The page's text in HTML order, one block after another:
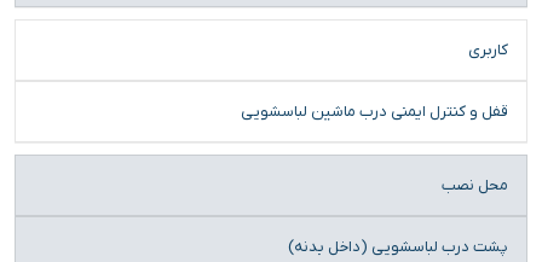
کاربری
قفل و کنترل ایمنی درب ماشین لباسشویی
محل نصب
پشت درب لباسشویی (داخل بدنه)